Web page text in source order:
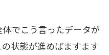
でこう言ったデータが
状態が進めばますます